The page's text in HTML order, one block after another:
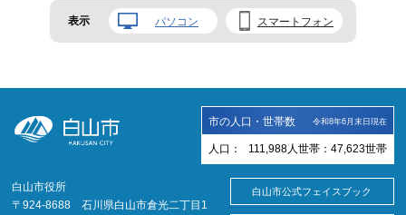
表示 パソコン スマートフォン
市の人口・世帯数 令和8年6月末日現在
人口： 111,988 人 世帯： 47,623世帯
白山市役所
〒924-8688 石川県白山市倉光二丁目1
白山市公式フェイスブック